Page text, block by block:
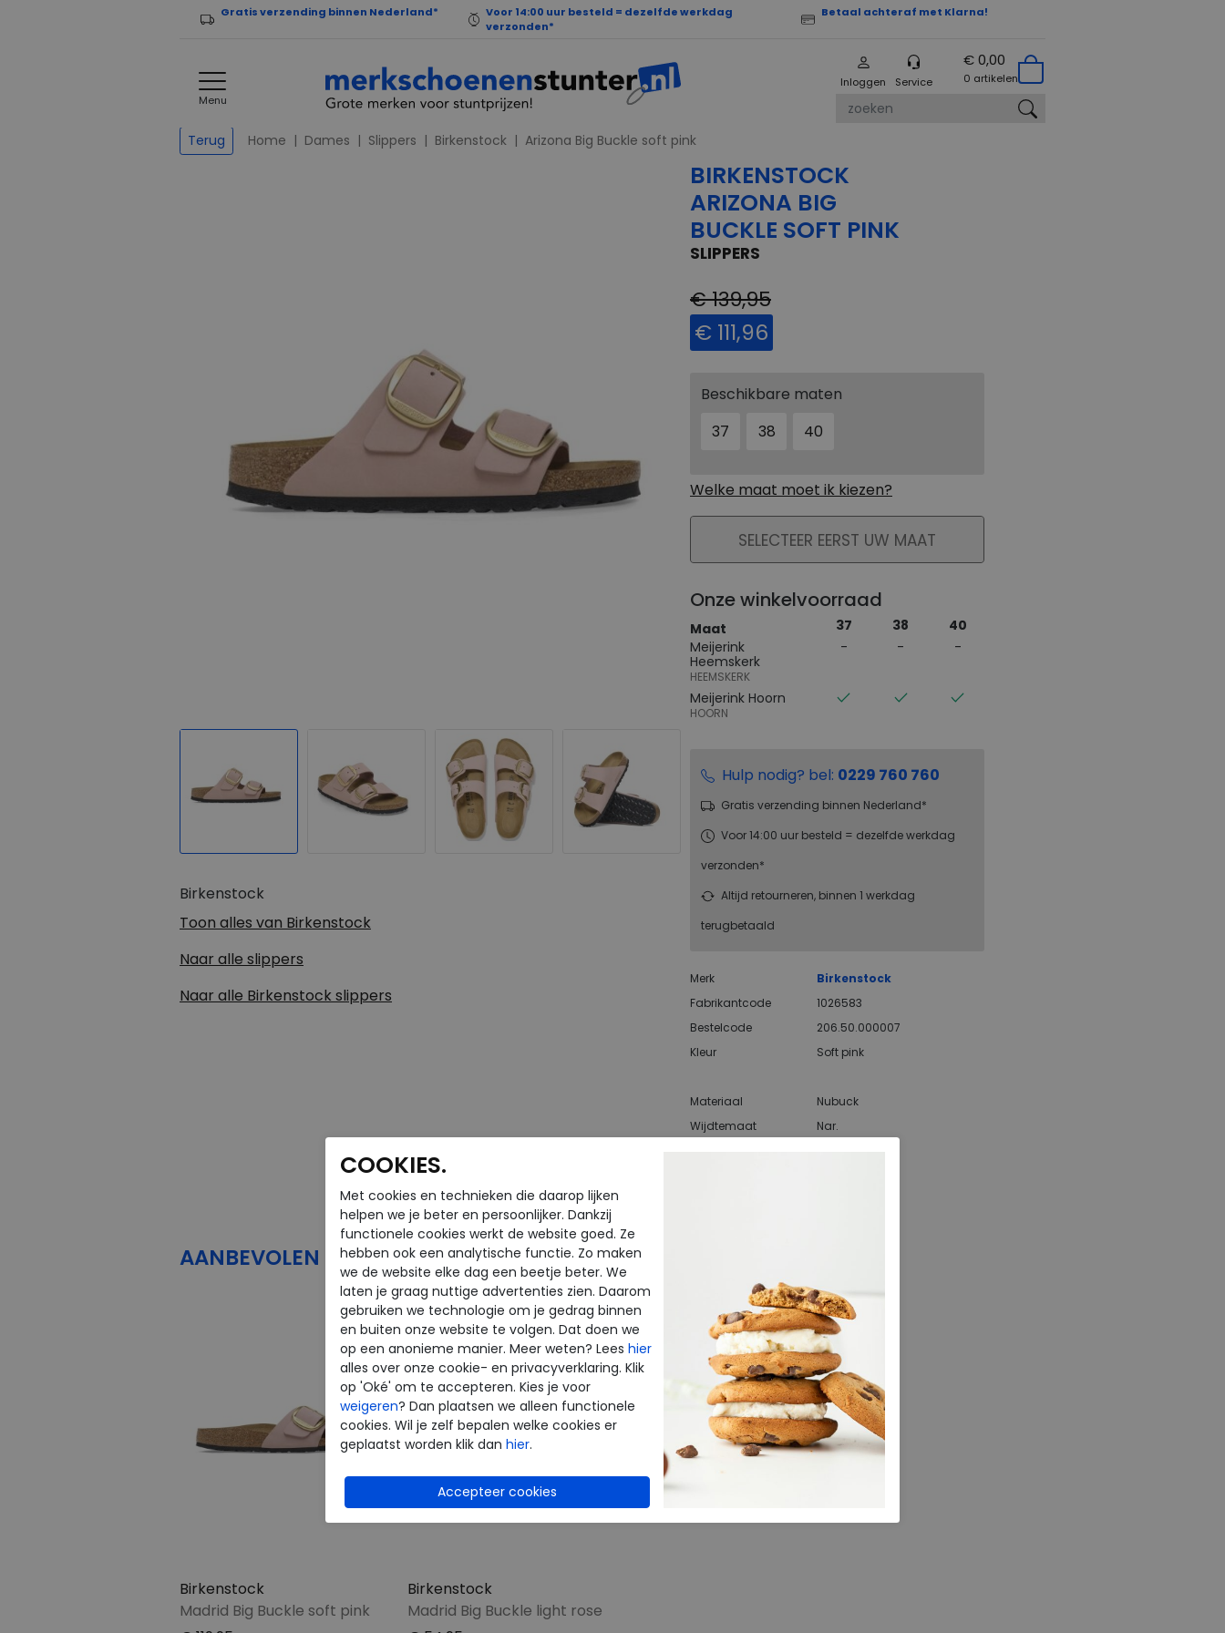
Gratis verzending binnen Nederland*
Voor 14:00 uur besteld = dezelfde werkdag
verzonden*
Betaal achteraf met Klarna!
Menu
Inloggen Service
€ 0,00
0 artikelen
Terug Home Dames Slippers Birkenstock Arizona Big Buckle soft pink
Birkenstock
Toon alles van Birkenstock
Naar alle slippers
Naar alle Birkenstock slippers
BIRKENSTOCK
ARIZONA BIG
BUCKLE SOFT PINK
SLIPPERS
€ 139,95
€ 111,96
Beschikbare maten
37
38 40
Welke maat moet ik kiezen?
PLAATS IN WINKELMAND
SELECTEER EERST UW MAAT
Onze winkelvoorraad
Maat 37 38
40
Meijerink
Heemskerk
HEEMSKERK
Meijerink Hoorn
HOORN
Hulp nodig? bel: 0229 760 760
Gratis verzending binnen Nederland*
Voor 14:00 uur besteld = dezelfde werkdag
verzonden*
Altijd retourneren, binnen 1 werkdag
terugbetaald
Merk
Birkenstock
Fabrikantcode
1026583
Bestelcode
206.50.000007
Kleur
Soft pink
Materiaal
Nubuck
Wijdtemaat
Nar.
AANBEVOLEN PRODUCTEN
Birkenstock
Madrid Big Buckle soft pink
Birkenstock
Madrid Big Buckle light rose
COOKIES.
Met cookies en technieken die daarop lijken
helpen we je beter en persoonlijker. Dankzij
functionele cookies werkt de website goed. Ze
hebben ook een analytische functie. Zo maken
we de website elke dag een beetje beter. We
laten je graag nuttige advertenties zien. Daarom
gebruiken we technologie om je gedrag binnen
en buiten onze website te volgen. Dat doen we
op een anonieme manier. Meer weten? Lees hier
alles over onze cookie- en privacyverklaring. Klik
op 'Oké' om te accepteren. Kies je voor
weigeren? Dan plaatsen we alleen functionele
cookies. Wil je zelf bepalen welke cookies er
geplaatst worden klik dan hier.